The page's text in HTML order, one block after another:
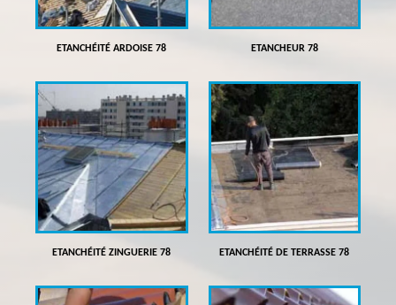
ETANCHÉITÉ ARDOISE 78 ETANCHEUR 78
ETANCHÉITÉ ZINGUERIE 78 ETANCHÉITÉ DE TERRASSE 78